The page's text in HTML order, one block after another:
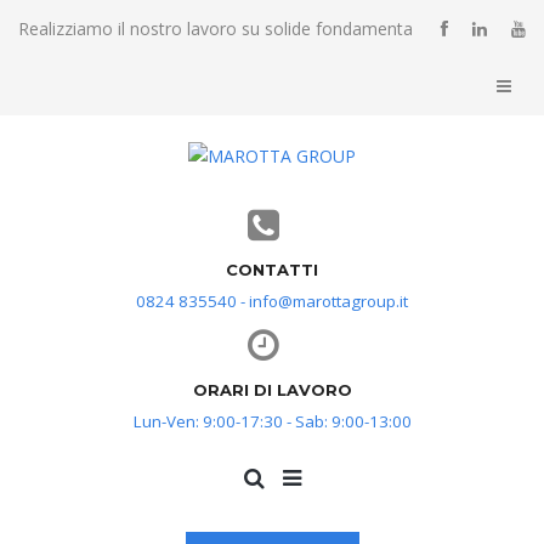
Realizziamo il nostro lavoro su solide fondamenta
CONTATTI
0824 835540 - info@marottagroup.it
ORARI DI LAVORO
Lun-Ven: 9:00-17:30 - Sab: 9:00-13:00